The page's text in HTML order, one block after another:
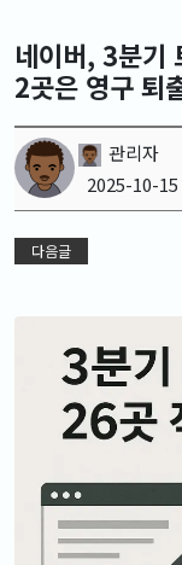
네이버, 3분기
2곳은 영구 퇴
관리자
2025-10-15
다음글